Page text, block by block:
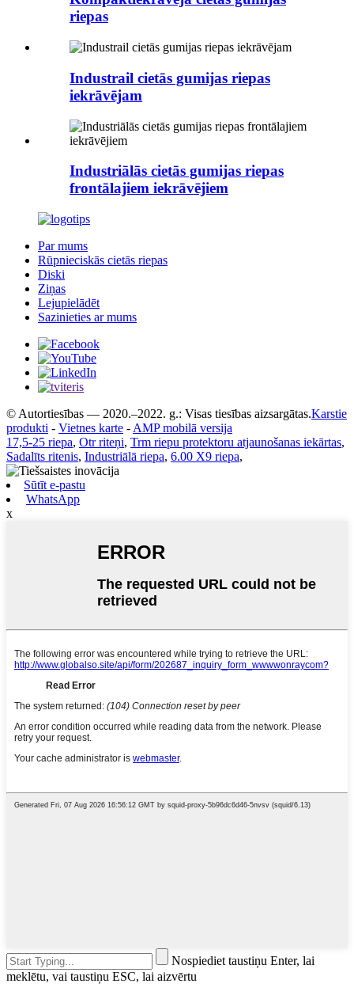
riepas
Industrail cietās gumijas riepas
iekrāvējam
Industriālās cietās gumijas riepas
frontālajiem iekrāvējiem
Par mums
Rūpnieciskās cietās riepas
Diski
Ziņas
Lejupielādēt
Sazinieties ar mums
© Autortiesības — 2020.–2022. g.: Visas tiesības aizsargātas.Karstie
produkti - Vietnes karte - AMP mobilā versija
17,5-25 riepa, Otr riteņi, Trm riepu protektoru atjaunošanas iekārtas,
Sadalīts ritenis, Industriālā riepa, 6.00 X9 riepa,
Sūtīt e-pastu
WhatsApp
x
Nospiediet taustiņu Enter, lai
meklētu, vai taustiņu ESC, lai aizvērtu